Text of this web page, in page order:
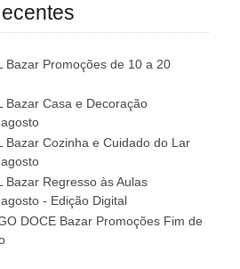
Bazar Promoções de 10 a 20
Bazar Casa e Decoração
Bazar Cozinha e Cuidado do Lar
Bazar Regresso às Aulas
- Edição Digital
DOCE Bazar Promoções Fim de